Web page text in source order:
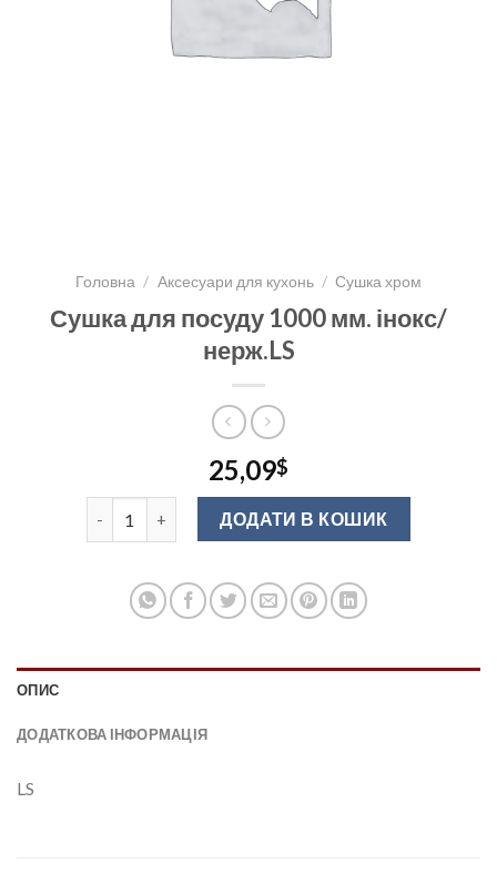
Головна / Аксесуари для кухонь / Сушка хром
Сушка для посуду 1000 мм. інокс/
нерж.LS
25,09$
Сушка для посуду 1000 мм. інокс/нерж.LS кількість
ДОДАТИ В КОШИК
ОПИС
ДОДАТКОВА ІНФОРМАЦІЯ
LS